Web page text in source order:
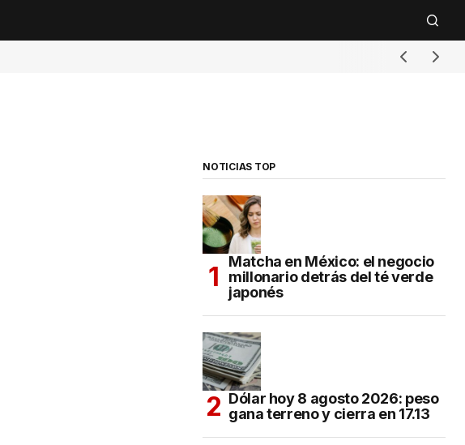
NOTICIAS TOP
Matcha en México: el negocio
millonario detrás del té verde
japonés
Dólar hoy 8 agosto 2026: peso
gana terreno y cierra en 17.13